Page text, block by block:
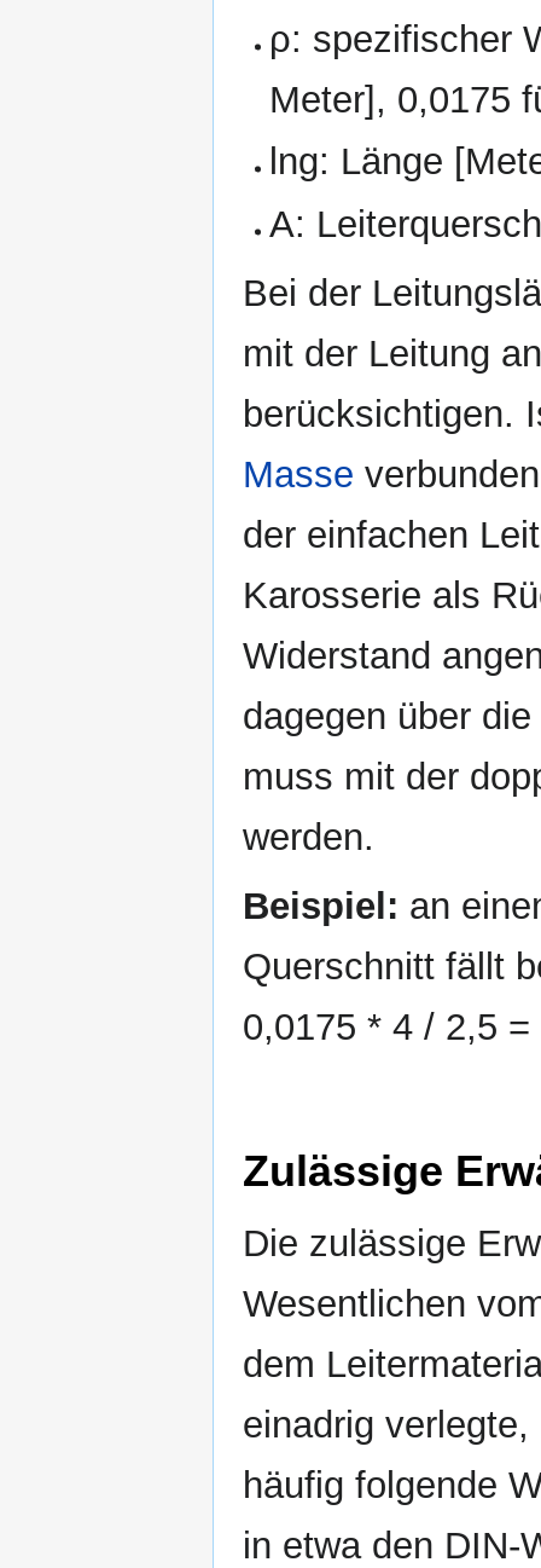
ρ: spezifischer
Meter], 0,0175
lng: Länge
A:
Bei der
mit der Leitung
berücksichtigen.
Masse
der einfachen
Karosserie als
Widerstand
dagegen über
muss mit der
werden.
Beispiel: an
Querschnitt fällt
0,0175 * 4 / 2,5
Zulässige
Die zulässige
Wesentlichen
dem
einadrig
häufig folgende
in etwa den DIN-